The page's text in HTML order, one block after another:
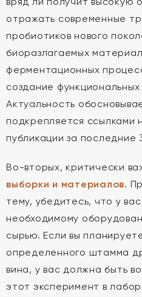
отражать современные
пробиотиков нового
биоразлагаемых
ферментационных
создание
Актуальность
подкрепляется ссылками
публикации за последние
Во-вторых, критически
выборки и материалов.
тему, убедитесь, что у
необходимому
сырью. Если вы
определенного штамма
вина, у вас должна быть
этот эксперимент в